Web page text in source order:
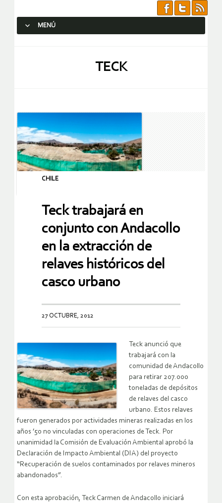
MENÚ
TECK
CHILE
Teck trabajará en
conjunto con Andacollo
en la extracción de
relaves históricos del
casco urbano
27 OCTUBRE, 2012
Teck anunció que
trabajará con la
comunidad de Andacollo
para retirar 207.000
toneladas de depósitos
de relaves del casco
urbano. Estos relaves
fueron generados por actividades mineras realizadas en los
años ’50 no vinculadas con operaciones de Teck. Por
unanimidad la Comisión de Evaluación Ambiental aprobó la
Declaración de Impacto Ambiental (DIA) del proyecto
“Recuperación de suelos contaminados por relaves mineros
abandonados”.
Con esta aprobación, Teck Carmen de Andacollo iniciará